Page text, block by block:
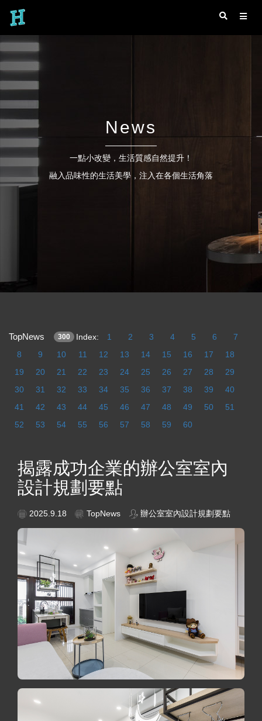
News
一點小改變，生活質感自然提升！
融入品味性的生活美學，注入在各個生活角落
TopNews 300 Index: 1 2 3 4 5 6
7
8
9 10 11 12 13 14 15 16 17
18
19
20 21 22 23 24 25 26 27 28
29
30
31 32 33 34 35 36 37 38 39
40
41
42 43 44 45 46 47 48 49 50
51
52
53 54 55 56 57 58 59 60
揭露成功企業的辦公室室內
設計規劃要點
2025.9.18 TopNews 辦公室室內設計規劃要點